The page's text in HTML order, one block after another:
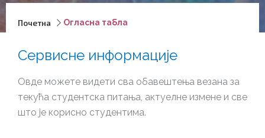
Почетна Огласна табла
Сервисне информације
Овде можете видети сва обавештења везана за
текућа студентска питања, актуелне измене и све
што је корисно студентима.